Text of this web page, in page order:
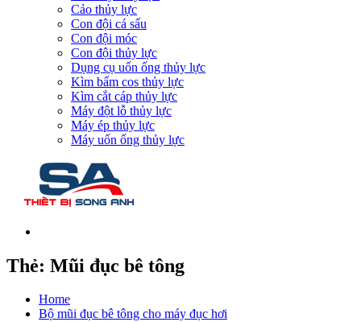
Cảo thủy lực
Con đội cá sấu
Con đội móc
Con đội thủy lực
Dụng cụ uốn ống thủy lực
Kìm bấm cos thủy lực
Kìm cắt cáp thủy lực
Máy đột lỗ thủy lực
Máy ép thủy lực
Máy uốn ống thủy lực
Thẻ: Mũi đục bê tông
Home
Bộ mũi đục bê tông cho máy đục hơi